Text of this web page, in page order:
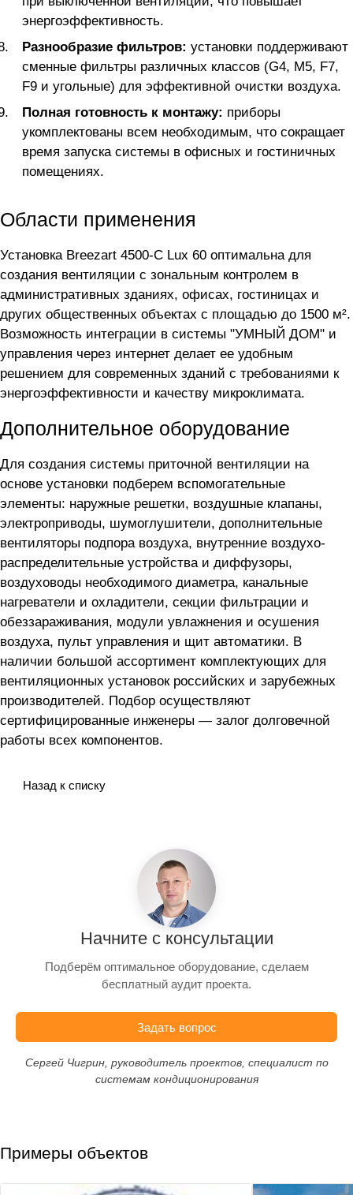
энергоэффективность.
Разнообразие фильтров: установки поддерживают
сменные фильтры различных классов (G4, M5, F7,
F9 и угольные) для эффективной очистки воздуха.
Полная готовность к монтажу: приборы
укомплектованы всем необходимым, что сокращает
время запуска системы в офисных и гостиничных
помещениях.
Области применения
Установка Breezart 4500-C Lux 60 оптимальна для
создания вентиляции с зональным контролем в
административных зданиях, офисах, гостиницах и
других общественных объектах с площадью до 1500 м².
Возможность интеграции в системы "УМНЫЙ ДОМ" и
управления через интернет делает ее удобным
решением для современных зданий с требованиями к
энергоэффективности и качеству микроклимата.
Дополнительное оборудование
Для создания системы приточной вентиляции на
основе установки подберем вспомогательные
элементы: наружные решетки, воздушные клапаны,
электроприводы, шумоглушители, дополнительные
вентиляторы подпора воздуха, внутренние воздухо-
распределительные устройства и диффузоры,
воздуховоды необходимого диаметра, канальные
нагреватели и охладители, секции фильтрации и
обеззараживания, модули увлажнения и осушения
воздуха, пульт управления и щит автоматики. В
наличии большой ассортимент комплектующих для
вентиляционных установок российских и зарубежных
производителей. Подбор осуществляют
сертифицированные инженеры — залог долговечной
работы всех компонентов.
Назад к списку
Начните с консультации
Подберём оптимальное оборудование, сделаем
бесплатный аудит проекта.
Задать вопрос
Сергей Чигрин, руководитель проектов, специалист по
системам кондиционирования
Примеры объектов